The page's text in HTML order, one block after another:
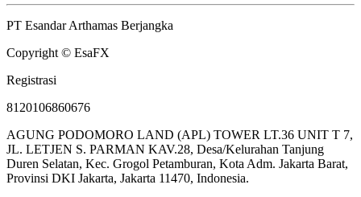
PT Esandar Arthamas Berjangka
Copyright © EsaFX
Registrasi
8120106860676
AGUNG PODOMORO LAND (APL) TOWER LT.36 UNIT T 7,
JL. LETJEN S. PARMAN KAV.28, Desa/Kelurahan Tanjung
Duren Selatan, Kec. Grogol Petamburan, Kota Adm. Jakarta Barat,
Provinsi DKI Jakarta, Jakarta 11470, Indonesia.